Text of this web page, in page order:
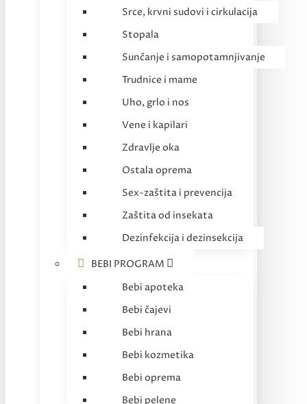
Srce, krvni sudovi i cirkulacija
Stopala
Sunčanje i samopotamnjivanje
Trudnice i mame
Uho, grlo i nos
Vene i kapilari
Zdravlje oka
Ostala oprema
Sex-zaštita i prevencija
Zaštita od insekata
Dezinfekcija i dezinsekcija
BEBI PROGRAM
Bebi apoteka
Bebi čajevi
Bebi hrana
Bebi kozmetika
Bebi oprema
Bebi pelene